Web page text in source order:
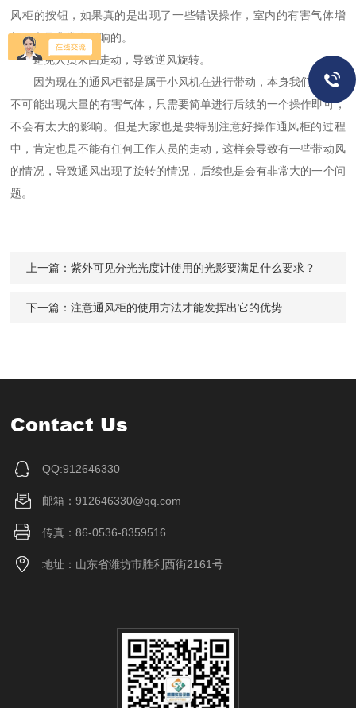
风柜的按钮，如果真的是出现了一些错误操作，室内的有害气体增
加，也是非常有影响的。
避免人员来回走动，导致逆风旋转。
因为现在的通风柜都是属于小风机在进行带动，本身我们实验也
不可能出现大量的有害气体，只需要简单进行后续的一个操作即可，
不会有太大的影响。但是大家也是要特别注意好操作通风柜的过程
中，肯定也是不能有任何工作人员的走动，这样会导致有一些带动风
的情况，导致通风出现了旋转的情况，后续也是会有非常大的一个问
题。
上一篇：紫外可见分光光度计使用的光影要满足什么要求？
下一篇：注意通风柜的使用方法才能发挥出它的优势
Contact Us
QQ:912646330
邮箱：912646330@qq.com
传真：86-0536-8359516
地址：山东省潍坊市胜利西街2161号